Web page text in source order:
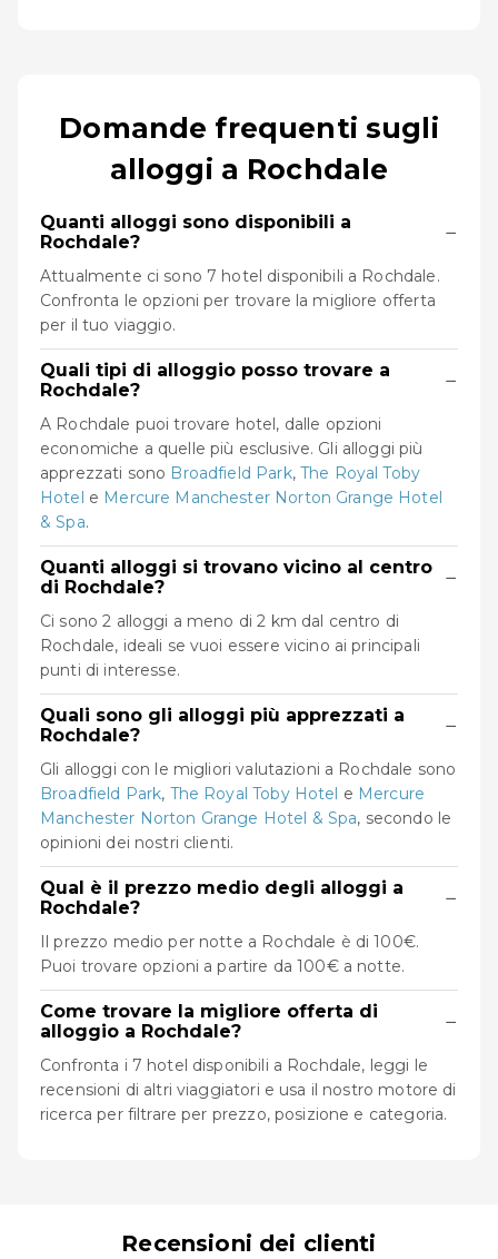
Domande frequenti sugli
alloggi a Rochdale
Quanti alloggi sono disponibili a
Rochdale?
−
Attualmente ci sono 7 hotel disponibili a Rochdale.
Confronta le opzioni per trovare la migliore offerta
per il tuo viaggio.
Quali tipi di alloggio posso trovare a
Rochdale?
−
A Rochdale puoi trovare hotel, dalle opzioni
economiche a quelle più esclusive. Gli alloggi più
apprezzati sono Broadfield Park, The Royal Toby
Hotel e Mercure Manchester Norton Grange Hotel
& Spa.
Quanti alloggi si trovano vicino al centro
di Rochdale?
−
Ci sono 2 alloggi a meno di 2 km dal centro di
Rochdale, ideali se vuoi essere vicino ai principali
punti di interesse.
Quali sono gli alloggi più apprezzati a
Rochdale?
−
Gli alloggi con le migliori valutazioni a Rochdale sono
Broadfield Park, The Royal Toby Hotel e Mercure
Manchester Norton Grange Hotel & Spa, secondo le
opinioni dei nostri clienti.
Qual è il prezzo medio degli alloggi a
Rochdale?
−
Il prezzo medio per notte a Rochdale è di 100€.
Puoi trovare opzioni a partire da 100€ a notte.
Come trovare la migliore offerta di
alloggio a Rochdale?
−
Confronta i 7 hotel disponibili a Rochdale, leggi le
recensioni di altri viaggiatori e usa il nostro motore di
ricerca per filtrare per prezzo, posizione e categoria.
Recensioni dei clienti